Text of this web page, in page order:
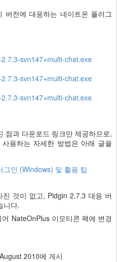
전에 대응하는 네이트온 플러그
svn147+multi-chat.exe
svn147+multi-chat.exe
svn147+multi-chat.exe
점과 다운로드 링크만 제공하므로,
용하는 자세한 방법은 아래 글을
그인 (Windows) 및 활용 팁
것이 없고, Pidgin 2.7.3 대응 버
니다.
NateOnPlus 이모티콘 팩에 변경
2010에 게시